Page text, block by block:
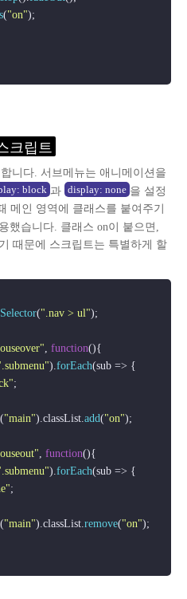
("on");
크립트
니다. 서브메뉴는 애니메이션을
block 과 display: none 을 설정
메인 영역에 클래스를 붙여주기
했습니다. 클래스 on이 붙으면,
때문에 스크립트는 특별하게 할
(".nav > ul");
, function(){
).forEach(sub => {
;
("main").classList.add("on");
, function(){
).forEach(sub => {
;
("main").classList.remove("on");